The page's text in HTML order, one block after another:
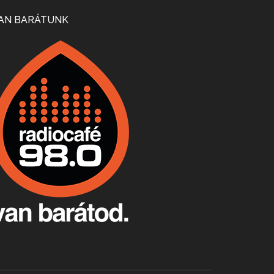
Apr 24, 2026 • 00:38:10
Villány, kékfrankos, Jackfall
Apr 17, 2026 • 00:35:38
Apr 9, 2026 • 00:37:17
BARÁTUNK